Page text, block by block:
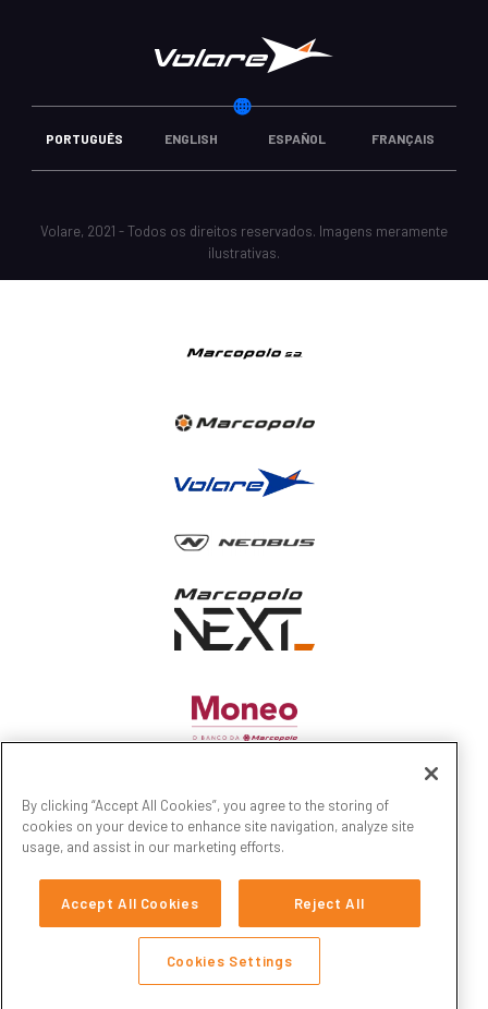
PORTUGUÊS ENGLISH ESPAÑOL FRANÇAIS
Volare, 2021 - Todos os direitos reservados. Imagens meramente
ilustrativas.
By clicking “Accept All Cookies”, you agree to the storing of
cookies on your device to enhance site navigation, analyze site
usage, and assist in our marketing efforts.
Accept All Cookies Reject All
Cookies Settings